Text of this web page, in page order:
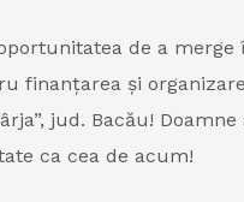
de a merge
și
jud. Bacău!
ca cea de acum!